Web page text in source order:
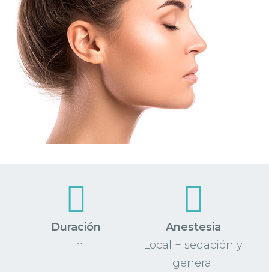
Duración
1 h
Anestesia
Local + sedación y
general